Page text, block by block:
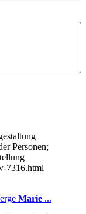
Personen;
7316.html
Marie ...